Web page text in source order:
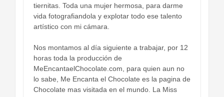
tiernitas. Toda una mujer hermosa, para darme
vida fotografiandola y explotar todo ese talento
artístico con mi cámara.
Nos montamos al día siguiente a trabajar, por 12
horas toda la producción de
MeEncantaelChocolate.com, para quien aun no
lo sabe, Me Encanta el Chocolate es la pagina de
Chocolate mas visitada en el mundo. La Miss